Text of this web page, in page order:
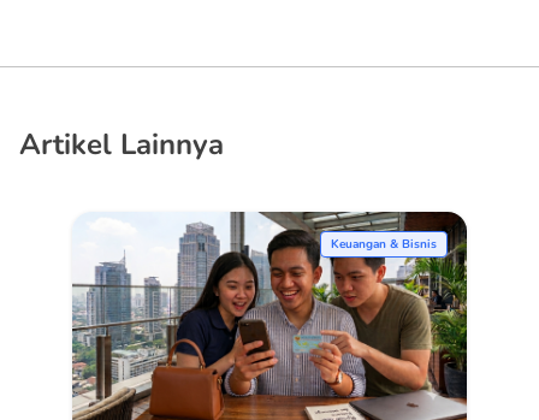
Artikel Lainnya
Keuangan & Bisnis